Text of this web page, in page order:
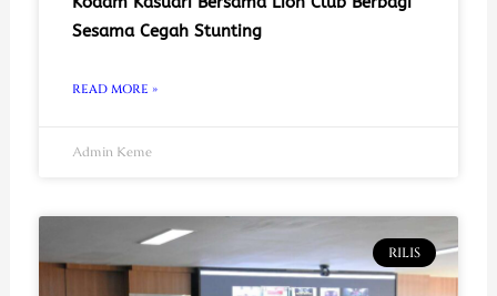
Sesama Cegah Stunting
READ MORE »
Admin Keme
RILIS